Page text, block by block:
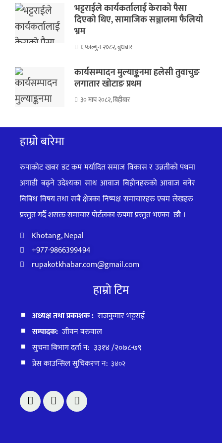
भट्टराईले कार्यकर्तालाई केराको पैसा
दिएको थिए, सामाजिक सञ्जालमा फैलियो
भ्रम
६ फाल्गुन २०८२, बुधबार
कार्यसम्पादन मुल्याङ्कनमा हलेसी तुवाचुङ
लगातार खोटाङ प्रथम
३० माघ २०८२, बिहीबार
हाम्रो बारेमा
रुपाकोट खबर डट कम मर्यादित समाज विकास र उन्नतीको पथमा
अगाडी बढ्ने उदेश्यका साथ आवाज बिहीनहरुको आवाज बनेर
बिबिध विषय तथा सबै क्षेत्रका निष्पक्ष समाचारहरु एबम लेखहरु
प्रस्तुत गर्दै शसक्त समाचार पोर्टलका रुपमा प्रस्तुतभएका छौ ।
Khotang, Nepal
+977-9866399494
rupakotkhabar.com@gmail.com
हाम्रो टिम
अध्यक्ष तथा प्रकाशक : राजकुमार भट्टराई
सम्पादक:जीवन बरुवाल
सुचना बिभाग दर्ता न: ३३१४ /२०७८-७९
प्रेस काउन्सिल सुचिकरण न: ३४०२